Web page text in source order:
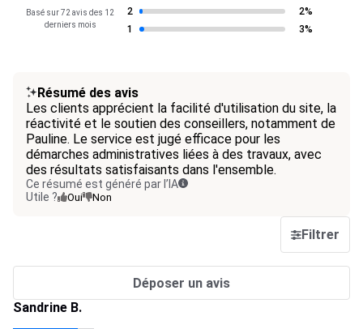
Basé sur 72 avis des 12
derniers mois
2
2%
1
3%
Résumé des avis
Les clients apprécient la facilité d'utilisation du site, la
réactivité et le soutien des conseillers, notamment de
Pauline. Le service est jugé efficace pour les
démarches administratives liées à des travaux, avec
des résultats satisfaisants dans l'ensemble.
Ce résumé est généré par l’IA
Utile ?
Oui Non
Filtrer
Déposer un avis
Sandrine B.